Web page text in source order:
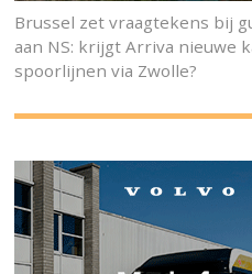
Brussel zet vraagtekens bij
aan NS: krijgt Arriva nieuwe
spoorlijnen via Zwolle?